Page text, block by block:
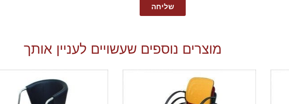
שליחה
מוצרים נוספים שעשויים לעניין אותך